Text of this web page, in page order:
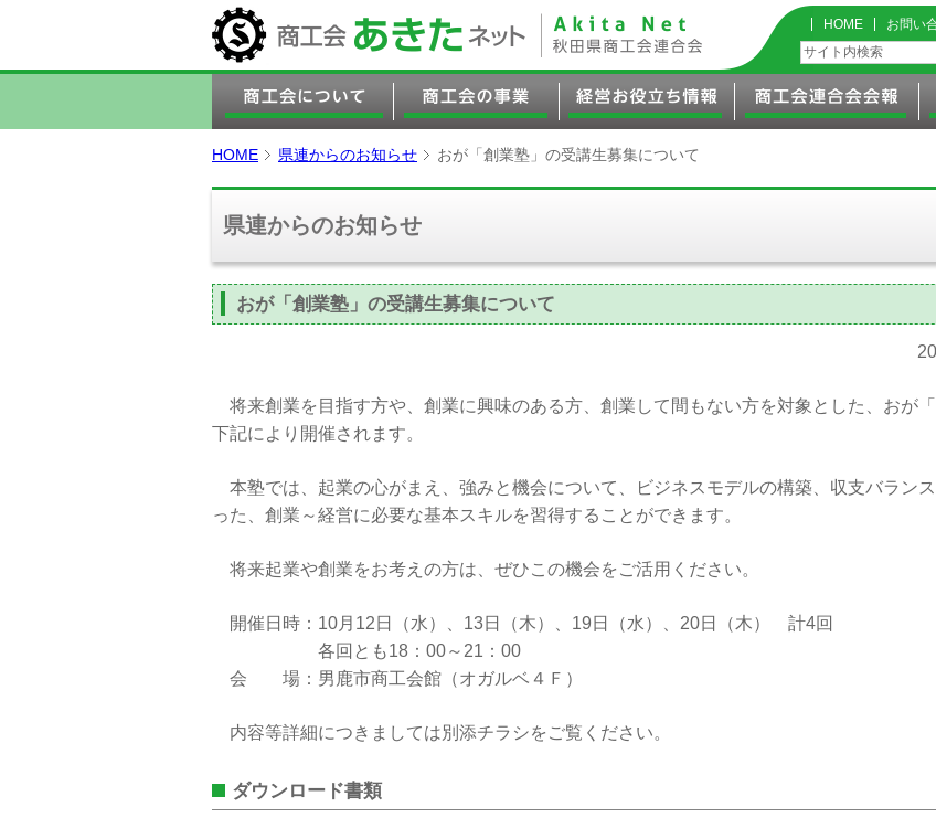
HOME お問い
HOME 県連からのお知らせ おが「創業塾」の受講生募集について
県連からのお知らせ
おが「創業塾」の受講生募集について
将来創業を目指す方や、創業に興味のある方、創業して間もない方を対象とした、おが
下記により開催されます。
本塾では、起業の心がまえ、強みと機会について、ビジネスモデルの構築、収支バラン
った、創業～経営に必要な基本スキルを習得することができます。
将来起業や創業をお考えの方は、ぜひこの機会をご活用ください。
開催日時：10月12日（水）、13日（木）、19日（水）、20日（木） 計4回
各回とも18：00～21：00
会 場：男鹿市商工会館（オガルベ４Ｆ）
内容等詳細につきましては別添チラシをご覧ください。
ダウンロード書類